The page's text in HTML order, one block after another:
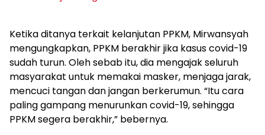
Ketika ditanya terkait kelanjutan PPKM, Mirwansyah
mengungkapkan, PPKM berakhir jika kasus covid-19
sudah turun. Oleh sebab itu, dia mengajak seluruh
masyarakat untuk memakai masker, menjaga jarak,
mencuci tangan dan jangan berkerumun. “Itu cara
paling gampang menurunkan covid-19, sehingga
PPKM segera berakhir,” bebernya.